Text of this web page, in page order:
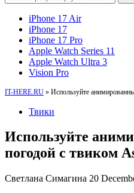
iPhone 17 Air
iPhone 17
iPhone 17 Pro
Apple Watch Series 11
Apple Watch Ultra 3
Vision Pro
IT-HERE.RU » Используйте
Твики
Используйте
погодой с твиком
Светлана Симагина 20